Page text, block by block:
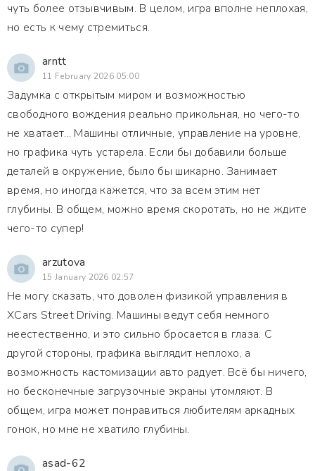
чуть более отзывчивым. В целом, игра вполне неплохая,
но есть к чему стремиться.
arntt
11 February 2026 05:00
Задумка с открытым миром и возможностью
свободного вождения реально прикольная, но чего-то
не хватает... Машины отличные, управление на уровне,
но графика чуть устарела. Если бы добавили больше
деталей в окружение, было бы шикарно. Занимает
время, но иногда кажется, что за всем этим нет
глубины. В общем, можно время скоротать, но не ждите
чего-то супер!
arzutova
15 January 2026 02:57
Не могу сказать, что доволен физикой управления в
XCars Street Driving. Машины ведут себя немного
неестественно, и это сильно бросается в глаза. С
другой стороны, графика выглядит неплохо, а
возможность кастомизации авто радует. Всё бы ничего,
но бесконечные загрузочные экраны утомляют. В
общем, игра может понравиться любителям аркадных
гонок, но мне не хватило глубины.
asad-62